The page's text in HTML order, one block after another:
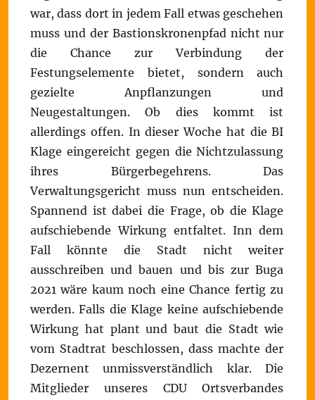
war, dass dort in jedem Fall etwas geschehen
muss und der Bastionskronenpfad nicht nur
die Chance zur Verbindung der
Festungselemente bietet, sondern auch
gezielte Anpflanzungen und
Neugestaltungen. Ob dies kommt ist
allerdings offen. In dieser Woche hat die BI
Klage eingereicht gegen die Nichtzulassung
ihres Bürgerbegehrens. Das
Verwaltungsgericht muss nun entscheiden.
Spannend ist dabei die Frage, ob die Klage
aufschiebende Wirkung entfaltet. Inn dem
Fall könnte die Stadt nicht weiter
ausschreiben und bauen und bis zur Buga
2021 wäre kaum noch eine Chance fertig zu
werden. Falls die Klage keine aufschiebende
Wirkung hat plant und baut die Stadt wie
vom Stadtrat beschlossen, dass machte der
Dezernent unmissverständlich klar. Die
Mitglieder unseres CDU Ortsverbandes